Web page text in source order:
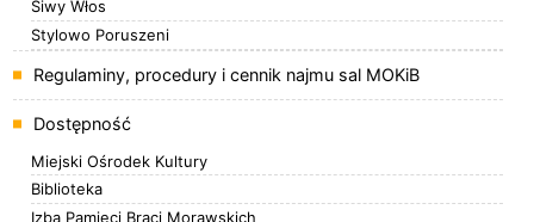
Siwy Włos
Stylowo Poruszeni
Regulaminy, procedury i cennik najmu sal MOKiB
Dostępność
Miejski Ośrodek Kultury
Biblioteka
Izba Pamięci Braci Morawskich